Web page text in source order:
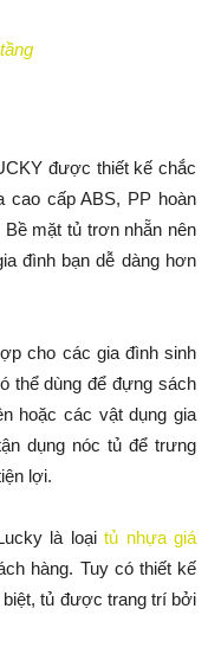
được thiết kế chắc
cấp ABS, PP hoàn
mặt tủ trơn nhẵn nên
đình bạn dễ dàng hơn
cho các gia đình sinh
thể dùng để đựng sách
hoặc các vật dụng gia
dụng nóc tủ để trưng
lợi.
là loạitủ nhựa giá
hàng. Tuy có thiết kế
tủ được trang trí bởi